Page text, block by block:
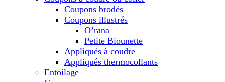
Coupons brodés
Coupons illustrés
O’rana
Petite Biounette
Appliqués à coudre
Appliqués thermocollants
Entoilage